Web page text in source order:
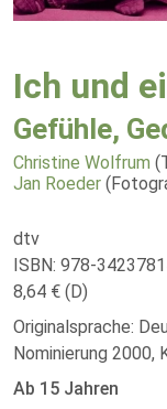
Ich und
Gefühle,
Christine Wolfrum
Jan Roeder
dtv
ISBN: 978-
8,64 € (D)
Originalsprache:
Nominierung 2000,
Ab 15 Jahren